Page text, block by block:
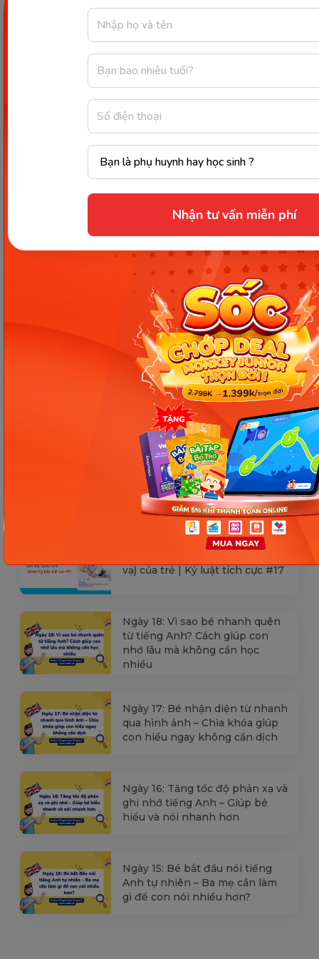
Nhận tư vấn miễn phí
Như vậy, qua bài viết trên, Monkey đã giúp bạn tìm
hiểu khái quát vềsuy dinh dưỡng thể nhẹ cânở
trẻ cũng như các thông tin liên quan khác. Nếu
thấy bài viết hay và hữu ích, bạn đừng ngần ngại
chia sẻ ngay đến người thân và bạn bè để cùng
nhau bảo vệ sức khỏe trẻ nhỏ trong gia đình nhé!
Nguồn tham khảo
Chia sẻ ngay
Thông tin trong bài viết được tổng hợp nhằm
mục đích tham khảo và có thể thay đổi mà
không cần báo trước. Quý khách vui lòng
kiểm tra lại qua các kênh chính thức hoặc liên
hệ trực tiếp với đơn vị liên quan để nắm bắt
Các Bài Viết Mới Nhất
vạ) của trẻ | Kỷ luật tích cực #17
Ngày 18: Vì sao bé nhanh quên
từ tiếng Anh? Cách giúp con
nhớ lâu mà không cần học
nhiều
Ngày 17: Bé nhận diện từ nhanh
qua hình ảnh – Chìa khóa giúp
con hiểu ngay không cần dịch
Ngày 16: Tăng tốc độ phản xạ và
ghi nhớ tiếng Anh – Giúp bé
hiểu và nói nhanh hơn
Ngày 15: Bé bắt đầu nói tiếng
Anh tự nhiên – Ba mẹ cần làm
gì để con nói nhiều hơn?